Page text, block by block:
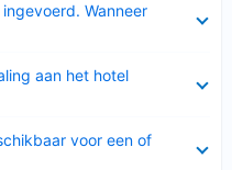
Wanneer
aan het hotel
voor een of